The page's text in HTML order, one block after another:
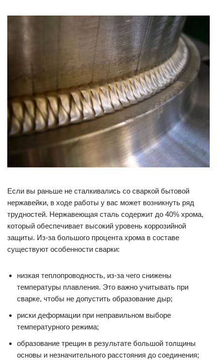
Если вы раньше не сталкивались со сваркой бытовой
нержавейки, в ходе работы у вас может возникнуть ряд
трудностей. Нержавеющая сталь содержит до 40% хрома,
который обеспечивает высокий уровень коррозийной
защиты. Из-за большого процента хрома в составе
существуют особенности сварки:
низкая теплопроводность, из-за чего снижены
температуры плавления. Это важно учитывать при
сварке, чтобы не допустить образование дыр;
риски деформации при неправильном выборе
температурного режима;
образование трещин в результате большой толщины
основы и незначительного расстояния до соединения;